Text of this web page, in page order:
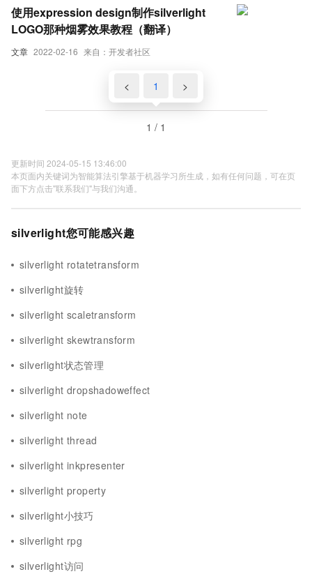
文章 2022-02-16 来自：开发者社区
使用expression design制作silverlight
LOGO那种烟雾效果教程（翻译）
< 1 >
1 / 1
更新时间 2024-05-15 13:46:00
本页面内关键词为智能算法引擎基于机器学习所生成，如有任何问题，可在页
面下方点击"联系我们"与我们沟通。
silverlight您可能感兴趣
silverlight rotatetransform
silverlight旋转
silverlight scaletransform
silverlight skewtransform
silverlight状态管理
silverlight dropshadoweffect
silverlight note
silverlight thread
silverlight inkpresenter
silverlight property
silverlight小技巧
silverlight rpg
silverlight访问